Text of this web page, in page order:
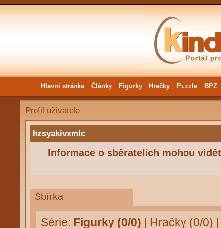
Hlavní stránka Články Figurky Hračky Puzzle BPZ
Profil uživatele
hzsyakivxmlc
Informace o sběratelích mohou
Sbírka
Série: Figurky (0/0) | Hračky (0/0)